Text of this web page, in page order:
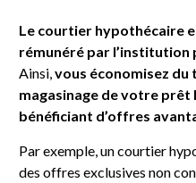
Le courtier hypothécaire
rémunéré par l’institution
Ainsi,vous économisez du
magasinage de votre
bénéficiant d’offres
Par exemple, un courtier
des offres exclusives non